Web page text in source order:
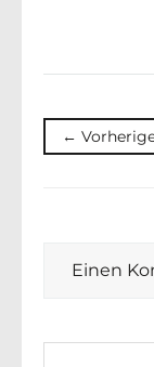
←
Einen